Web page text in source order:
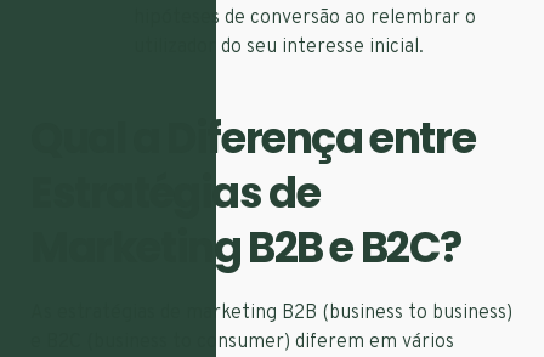
hipóteses de conversão ao relembrar o
utilizador do seu interesse inicial.
Qual a Diferença entre
Estratégias de
Marketing B2B e B2C?
As estratégias de marketing B2B (business to business)
e B2C (business to consumer) diferem em vários